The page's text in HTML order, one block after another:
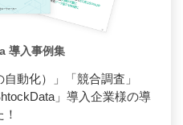
導入事例集
動化）」「競合調査」
」導入企業様の導